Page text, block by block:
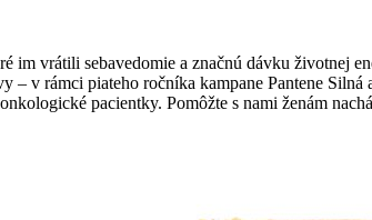
vrátili sebavedomie a značnú dávku životnej
v rámci piateho ročníka kampane Pantene
pacientky. Pomôžte s nami ženám